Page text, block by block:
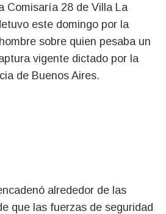
este domingo por la
sobre quien pesaba un
vigente dictado por la
de Buenos Aires.
alrededor de las
que las fuerzas de seguridad